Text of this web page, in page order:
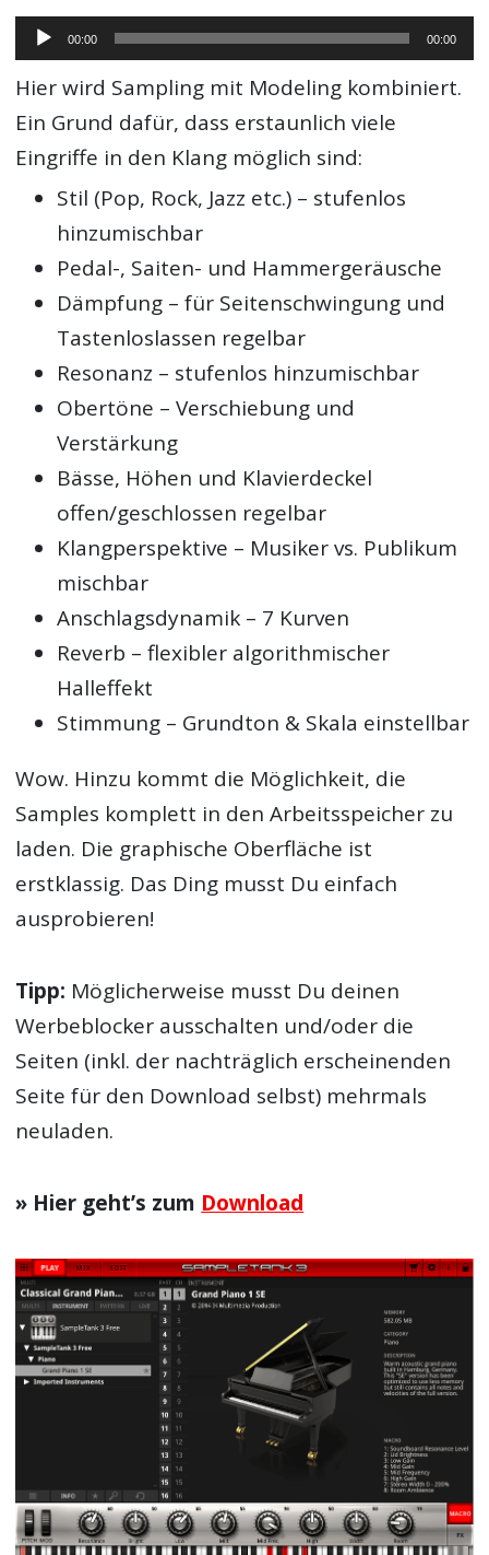
Audio-
Player
00:00 00:00
Hier wird Sampling mit Modeling kombiniert.
Ein Grund dafür, dass erstaunlich viele
Eingriffe in den Klang möglich sind:
Stil (Pop, Rock, Jazz etc.) – stufenlos
hinzumischbar
Pedal-, Saiten- und Hammergeräusche
Dämpfung – für Seitenschwingung und
Tastenloslassen regelbar
Resonanz – stufenlos hinzumischbar
Obertöne – Verschiebung und
Verstärkung
Bässe, Höhen und Klavierdeckel
offen/geschlossen regelbar
Klangperspektive – Musiker vs. Publikum
mischbar
Anschlagsdynamik – 7 Kurven
Reverb – flexibler algorithmischer
Halleffekt
Stimmung – Grundton & Skala einstellbar
Wow. Hinzu kommt die Möglichkeit, die
Samples komplett in den Arbeitsspeicher zu
laden. Die graphische Oberfläche ist
erstklassig. Das Ding musst Du einfach
ausprobieren!
Tipp: Möglicherweise musst Du deinen
Werbeblocker ausschalten und/oder die
Seiten (inkl. der nachträglich erscheinenden
Seite für den Download selbst) mehrmals
neuladen.
» Hier geht’s zum Download